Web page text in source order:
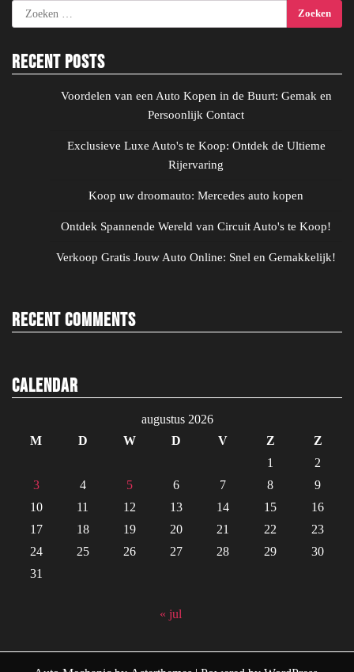
Zoeken
naar:
Recent Posts
Voordelen van een Auto Kopen in de Buurt: Gemak en
Persoonlijk Contact
Exclusieve Luxe Auto's te Koop: Ontdek de Ultieme
Rijervaring
Koop uw droomauto: Mercedes auto kopen
Ontdek Spannende Wereld van Circuit Auto's te Koop!
Verkoop Gratis Jouw Auto Online: Snel en Gemakkelijk!
Recent Comments
Calendar
augustus 2026
M
D W D V Z
Z
1
2
3
4 5 6 7 8
9
10
11 12 13 14 15
16
17
18 19 20 21 22
23
24
25 26 27 28 29
30
31
« jul